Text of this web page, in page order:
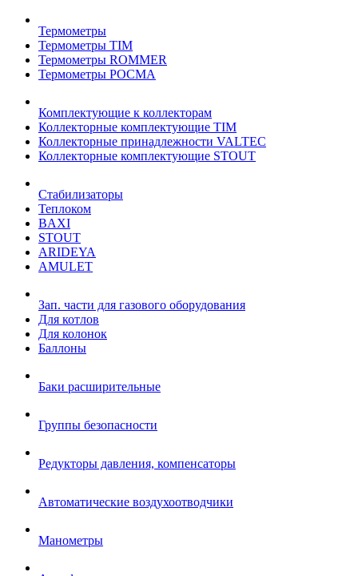
Термометры
Термометры TIM
Термометры ROMMER
Термометры РОСМА
Комплектующие к коллекторам
Коллекторные комплектующие TIM
Коллекторные принадлежности VALTEC
Коллекторные комплектующие STOUT
Стабилизаторы
Теплоком
BAXI
STOUT
ARIDEYA
AMULET
Зап. части для газового оборудования
Для котлов
Для колонок
Баллоны
Баки расширительные
Группы безопасности
Редукторы давления, компенсаторы
Автоматические воздухоотводчики
Манометры